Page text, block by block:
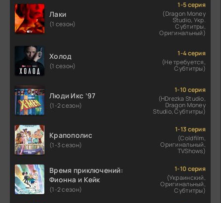
Лаки
(1 сезон)
1-5 серия
(Dragon Money
Studio, Укр.
Субтитры,
Оригинальный)
Холод
(1 сезон)
1-4 серия
(Не требуется,
Субтитры)
Люди Икс ’97
(1-2 сезон)
1-10 серия
(HDrezka Studio,
Dragon Money
Studio, Субтитры)
Крапополис
(1-3 сезон)
1-13 серия
(Coldfilm,
Оригинальный,
TVShows)
Время приключений:
Фионна и Кейк
(1-2 сезон)
1-10 серия
(Украинский,
Оригинальный,
Субтитры)